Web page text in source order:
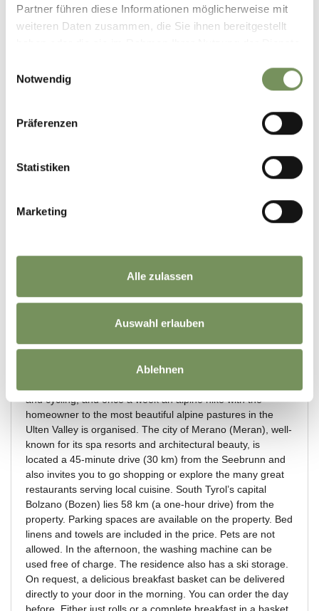
Partner führen diese Informationen möglicherweise mit
weiteren Daten zusammen, die Sie ihnen bereitgestellt
Notwendig
Präferenzen
Statistiken
Marketing
Alle zulassen
Auswahl erlauben
Ablehnen